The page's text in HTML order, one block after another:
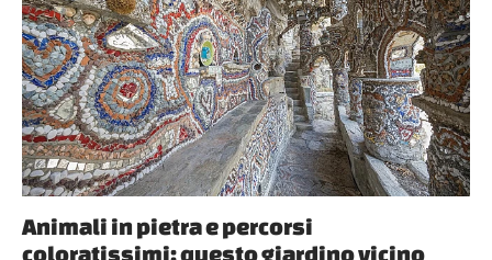
Animali in pietra e percorsi
coloratissimi: questo giardino vicino